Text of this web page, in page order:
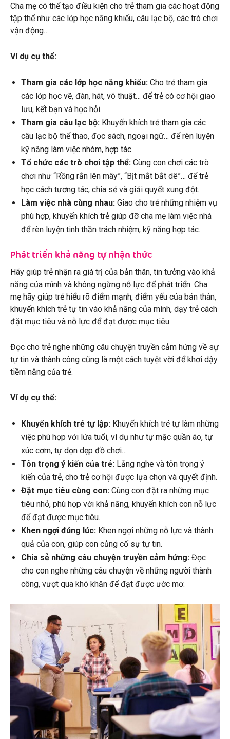
Cha mẹ có thể tạo điều kiện cho trẻ tham gia các hoạt động
tập thể như các lớp học năng khiếu, câu lạc bộ, các trò chơi
vận động…
Ví dụ cụ thể:
Tham gia các lớp học năng khiếu: Cho trẻ tham gia
các lớp học vẽ, đàn, hát, võ thuật… để trẻ có cơ hội giao
lưu, kết bạn và học hỏi.
Tham gia câu lạc bộ: Khuyến khích trẻ tham gia các
câu lạc bộ thể thao, đọc sách, ngoại ngữ… để rèn luyện
kỹ năng làm việc nhóm, hợp tác.
Tổ chức các trò chơi tập thể: Cùng con chơi các trò
chơi như “Rồng rắn lên mây”, “Bịt mắt bắt dê”… để trẻ
học cách tương tác, chia sẻ và giải quyết xung đột.
Làm việc nhà cùng nhau: Giao cho trẻ những nhiệm vụ
phù hợp, khuyến khích trẻ giúp đỡ cha mẹ làm việc nhà
để rèn luyện tinh thần trách nhiệm, kỹ năng hợp tác.
Phát triển khả năng tự nhận thức
Hãy giúp trẻ nhận ra giá trị của bản thân, tin tưởng vào khả
năng của mình và không ngừng nỗ lực để phát triển. Cha
mẹ hãy giúp trẻ hiểu rõ điểm mạnh, điểm yếu của bản thân,
khuyến khích trẻ tự tin vào khả năng của mình, dạy trẻ cách
đặt mục tiêu và nỗ lực để đạt được mục tiêu.
Đọc cho trẻ nghe những câu chuyện truyền cảm hứng về sự
tự tin và thành công cũng là một cách tuyệt vời để khơi dậy
tiềm năng của trẻ.
Ví dụ cụ thể:
Khuyến khích trẻ tự lập: Khuyến khích trẻ tự làm những
việc phù hợp với lứa tuổi, ví dụ như tự mặc quần áo, tự
xúc cơm, tự dọn dẹp đồ chơi…
Tôn trọng ý kiến của trẻ: Lắng nghe và tôn trọng ý
kiến của trẻ, cho trẻ cơ hội được lựa chọn và quyết định.
Đặt mục tiêu cùng con: Cùng con đặt ra những mục
tiêu nhỏ, phù hợp với khả năng, khuyến khích con nỗ lực
để đạt được mục tiêu.
Khen ngợi đúng lúc: Khen ngợi những nỗ lực và thành
quả của con, giúp con củng cố sự tự tin.
Chia sẻ những câu chuyện truyền cảm hứng: Đọc
cho con nghe những câu chuyện về những người thành
công, vượt qua khó khăn để đạt được ước mơ.